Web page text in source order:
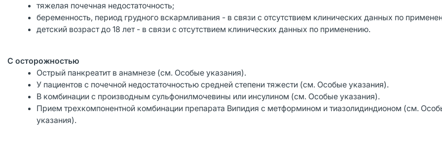
тяжелая почечная недостаточность;
беременность, период грудного вскармливания - в связи с отсутствием клинических данных по
детский возраст до 18 лет - в связи с отсутствием клинических данных по применению.
С осторожностью
Острый панкреатит в анамнезе (см. Особые указания).
У пациентов с почечной недостаточностью средней степени тяжести (см. Особые указания).
В комбинации с производным сульфонилмочевины или инсулином (см. Особые указания).
Прием трехкомпонентной комбинации препарата Випидия с метформином и тиазолидиндионом (см.
указания).